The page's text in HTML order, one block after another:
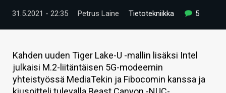
VIDEOT
TECHBBS
TIETOA
HINTA.FI
31.5.2021 - 22:35 Petrus Laine Tietotekniikka 5
Kahden uuden Tiger Lake-U -mallin lisäksi Intel
julkaisi M.2-liitäntäisen 5G-modeemin
yhteistyössä MediaTekin ja Fibocomin kanssa ja